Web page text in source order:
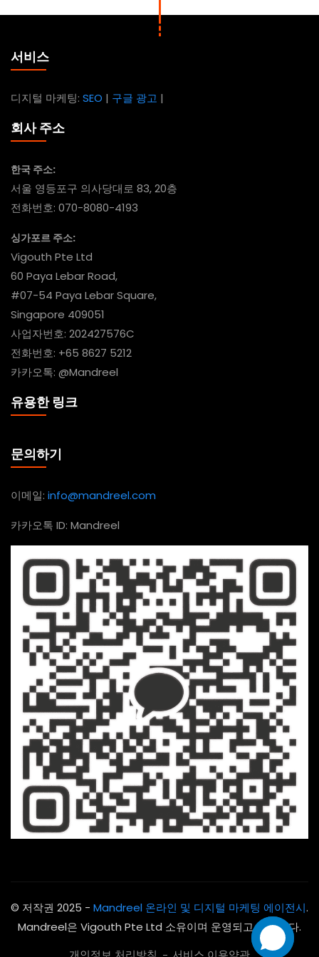
서비스
디지털 마케팅: SEO | 구글 광고 |
회사 주소
한국 주소:
서울 영등포구 의사당대로 83, 20층
전화번호: 070-8080-4193
싱가포르 주소:
Vigouth Pte Ltd
60 Paya Lebar Road,
#07-54 Paya Lebar Square,
Singapore 409051
사업자번호: 202427576C
전화번호: +65 8627 5212
카카오톡: @Mandreel
유용한 링크
문의하기
이메일: info@mandreel.com
카카오톡 ID: Mandreel
© 저작권 2025 - Mandreel 온라인 및 디지털 마케팅 에이전시.
Mandreel은 Vigouth Pte Ltd 소유이며 운영되고 있습니다.